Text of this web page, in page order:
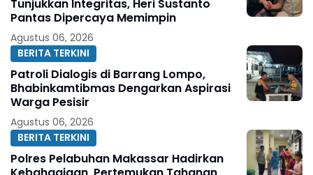
Tunjukkan Integritas, Heri Sustanto
Pantas Dipercaya Memimpin
Agustus 06, 2026
BERITA TERKINI
Patroli Dialogis di Barrang Lompo,
Bhabinkamtibmas Dengarkan Aspirasi
Warga Pesisir
Agustus 06, 2026
BERITA TERKINI
Polres Pelabuhan Makassar Hadirkan